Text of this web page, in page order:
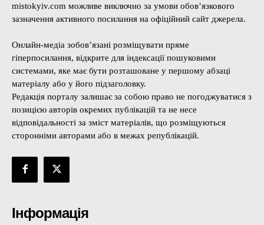
mistokyiv.com можливе виключно за умови обов’язкового
зазначення активного посилання на офіційний сайт джерела.
Онлайн-медіа зобов’язані розміщувати пряме
гіперпосилання, відкрите для індексації пошуковими
системами, яке має бути розташоване у першому абзаці
матеріалу або у його підзаголовку.
Редакція порталу залишає за собою право не погоджуватися з
позицією авторів окремих публікацій та не несе
відповідальності за зміст матеріалів, що розміщуються
сторонніми авторами або в межах републікацій.
Інформація